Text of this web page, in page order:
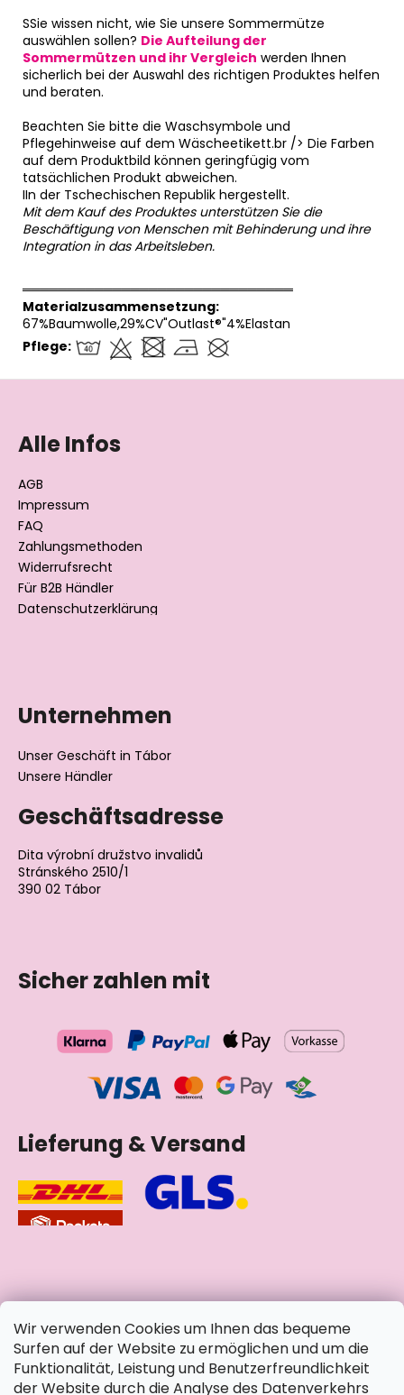
Wir verwenden Cookies um Ihnen das bequeme
Surfen auf der Website zu ermöglichen und um die
Funktionalität, Leistung und Benutzerfreundlichkeit
der Website durch die Analyse des Datenverkehrs
SSie wissen nicht, wie Sie unsere Sommermütze
auswählen sollen? Die Aufteilung der
Sommermützen und ihr Vergleich werden Ihnen
sicherlich bei der Auswahl des richtigen Produktes helfen
und beraten.
Beachten Sie bitte die Waschsymbole und
Pflegehinweise auf dem Wäscheetikett.br /> Die Farben
auf dem Produktbild können geringfügig vom
tatsächlichen Produkt abweichen.
IIn der Tschechischen Republik hergestellt.
Mit dem Kauf des Produktes unterstützen Sie die
Beschäftigung von Menschen mit Behinderung und ihre
Integration in das Arbeitsleben.
══════════════════════════════
Materialzusammensetzung:
67%Baumwolle,29%CV"Outlast®"4%Elastan
Pflege:
Alle Infos
AGB
Impressum
FAQ
Zahlungsmethoden
Widerrufsrecht
Für B2B Händler
Datenschutzerklärung
Unternehmen
Unser Geschäft in Tábor
Unsere Händler
Geschäftsadresse
Dita výrobní družstvo invalidů
Stránského 2510/1
390 02 Tábor
Sicher zahlen mit
Lieferung & Versand
soziale Netzwerke